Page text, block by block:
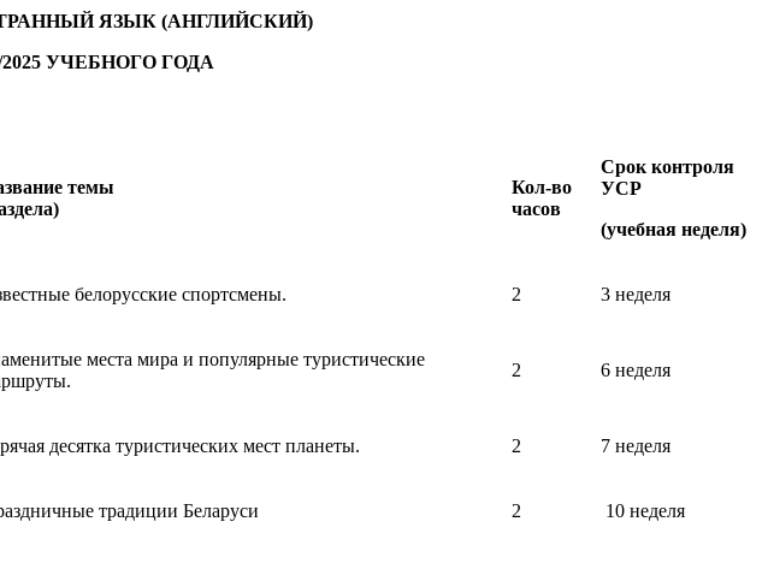
ЯЗЫК (АНГЛИЙСКИЙ)
УЧЕБНОГО ГОДА
темы
Кол-во
часов
Срок контроля
УСР
(учебная неделя)
белорусские спортсмены. 2 3 неделя
места мира и популярные туристические
2 6 неделя
десятка туристических мест планеты. 2 7 неделя
традиции Беларуси 2 10 неделя